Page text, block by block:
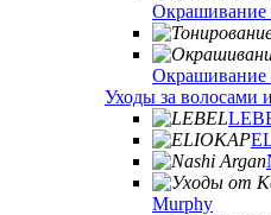
Окрашивание
Окрашивание
Уходы за волосами
Murphy